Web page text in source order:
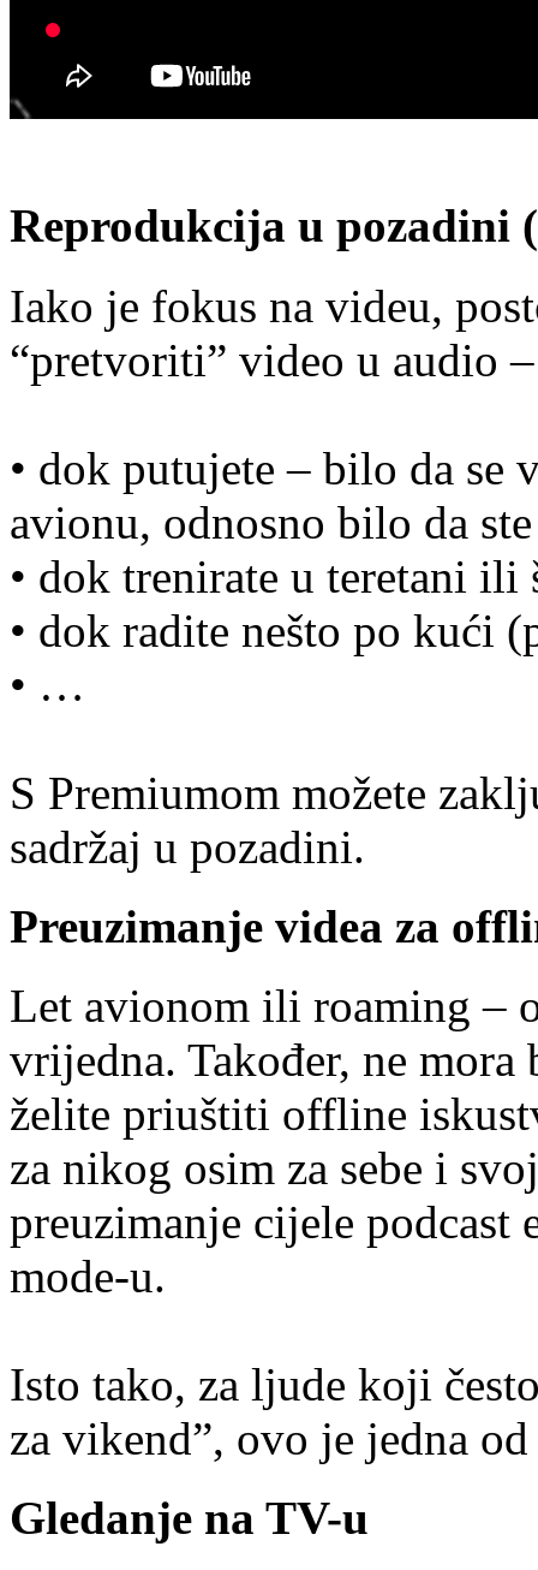
Reprodukcija u pozadini
Iako je fokus na videu,
“pretvoriti” video u audio
• dok putujete – bilo da se
avionu, odnosno bilo da
• dok trenirate u teretani ili
• dok radite nešto po kući
• …
S Premiumom možete
sadržaj u pozadini.
Preuzimanje videa za
Let avionom ili roaming –
vrijedna. Također, ne
želite priuštiti offline
za nikog osim za sebe i
preuzimanje cijele
mode-u.
Isto tako, za ljude koji
za vikend”, ovo je jedna
Gledanje na TV-u